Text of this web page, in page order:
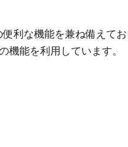
利な機能を兼ね備えてお
機能を利用しています。